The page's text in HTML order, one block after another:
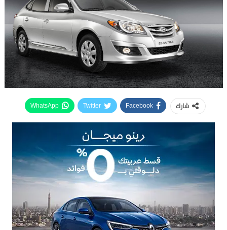
شارك Facebook
Twitter
WhatsApp